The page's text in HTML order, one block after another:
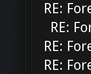
RE:
RE:
RE:
RE: